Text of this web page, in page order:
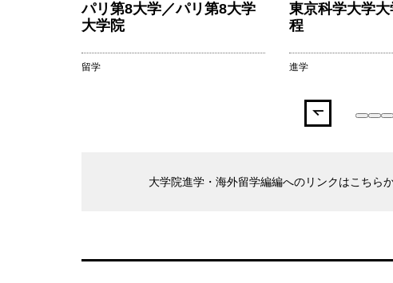
パリ第8大学／パリ第8大学
大学院
留学
東京科学大学
程
進学
大学院進学・海外留学編編へのリンクはこちらか